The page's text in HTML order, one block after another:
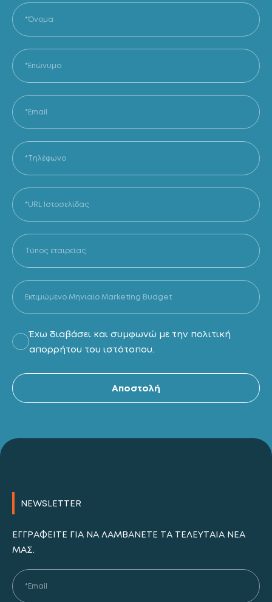
Έχω διαβάσει και συμφωνώ με την πολιτική
απορρήτου του ιστότοπου.
Αποστολή
NEWSLETTER
ΕΓΓΡΑΦΕΊΤΕ ΓΙΑ ΝΑ ΛΑΜΒΆΝΕΤΕ ΤΑ ΤΕΛΕΥΤΑΊΑ ΝΈΑ
ΜΑΣ.